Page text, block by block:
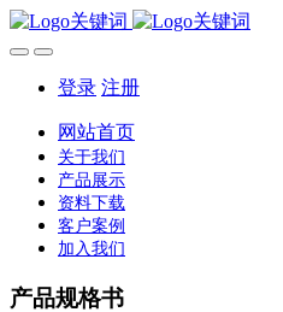
登录 注册
网站首页
关于我们
产品展示
资料下载
客户案例
加入我们
产品规格书